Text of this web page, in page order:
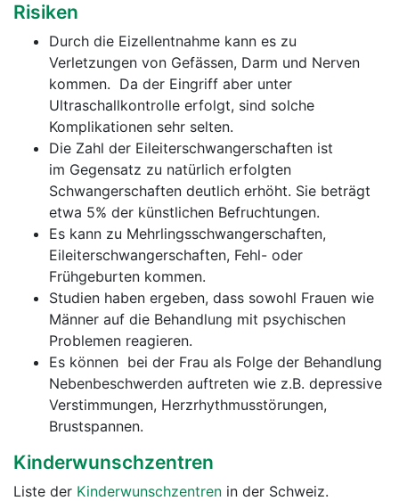
Risiken
Durch die Eizellentnahme kann es zu
Verletzungen von Gefässen, Darm und Nerven
kommen. Da der Eingriff aber unter
Ultraschallkontrolle erfolgt, sind solche
Komplikationen sehr selten.
Die Zahl der Eileiterschwangerschaften ist
im Gegensatz zu natürlich erfolgten
Schwangerschaften deutlich erhöht. Sie beträgt
etwa 5% der künstlichen Befruchtungen.
Es kann zu Mehrlingsschwangerschaften,
Eileiterschwangerschaften, Fehl- oder
Frühgeburten kommen.
Studien haben ergeben, dass sowohl Frauen wie
Männer auf die Behandlung mit psychischen
Problemen reagieren.
Es können bei der Frau als Folge der Behandlung
Nebenbeschwerden auftreten wie z.B. depressive
Verstimmungen, Herzrhythmusstörungen,
Brustspannen.
Kinderwunschzentren
Liste der Kinderwunschzentren in der Schweiz.